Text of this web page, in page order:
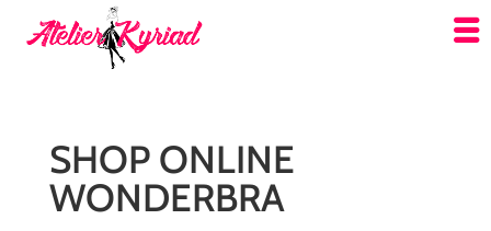
SHOP ONLINE
WONDERBRA